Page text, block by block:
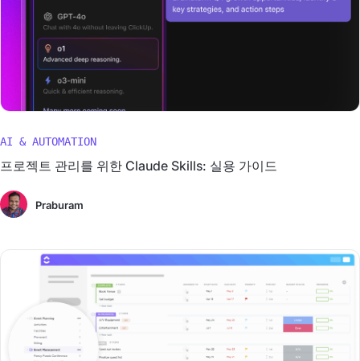
AI & AUTOMATION
프로젝트 관리를 위한 Claude Skills: 실용 가이드
Praburam